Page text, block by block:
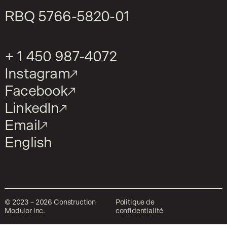
RBQ 5766-5820-01
+ 1 450 987-4072
Instagram
Facebook
LinkedIn
Email
English
© 2023 – 2026 Construction
Modulor inc.
Politique de
confidentialité